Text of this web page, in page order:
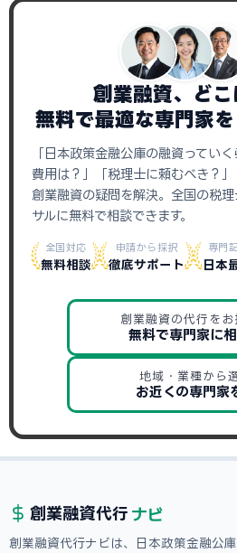
創業融資、どこ
無料で最適な専門家を
「日本政策金融公庫の融資ってい
費用は？」「税理士に頼むべき？」
創業融資の疑問を解決。全国の税
サルに無料で相談できます。
全国対応
無料相談
申請から採択
徹底サポート
専門
日本
創業融資の代行をお
無料で専門家に
地域・業種から
お近くの専門家
創業融資代行 ナビ
創業融資代行ナビは、日本政策金融公